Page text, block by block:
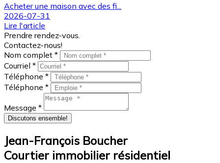
Acheter une maison avec des fi...
2026-07-31
Lire l'article
Prendre rendez-vous.
Contactez-nous!
Nom complet *
Courriel *
Téléphone *
Téléphone *
Message *
Discutons ensemble!
Jean-François Boucher
Courtier immobilier résidentiel